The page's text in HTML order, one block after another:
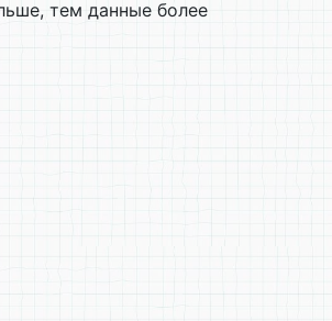
тем данные более